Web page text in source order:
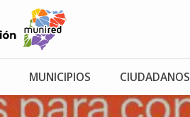
MUNICIPIOS CIUDADANOS